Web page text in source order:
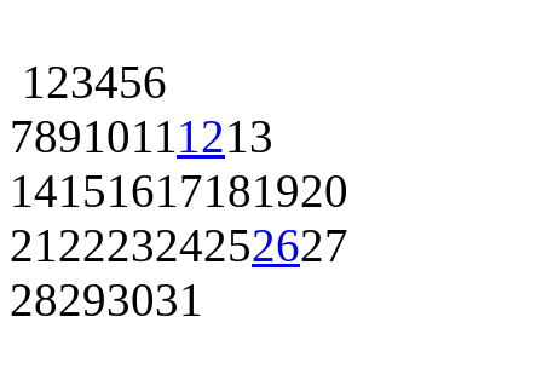
1 23456
7891011 1213
14151617181920
21 222324252627
28293031